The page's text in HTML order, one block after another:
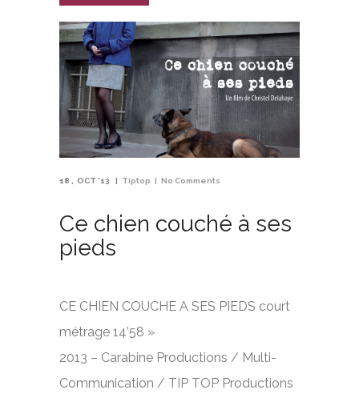
18 OCT '13 Tiptop No Comments
Ce chien couché à ses
pieds
CE CHIEN COUCHE A SES PIEDS court
métrage 14’58 »
2013 – Carabine Productions / Multi-
Communication / TIP TOP Productions